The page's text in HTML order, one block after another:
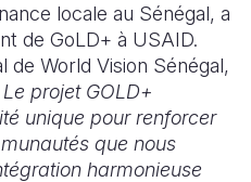
Yemen
locale au Sénégal, a
de GoLD+ à USAID.
de World Vision Sénégal,
Le projet GOLD+
unique pour renforcer
que nous
harmonieuse